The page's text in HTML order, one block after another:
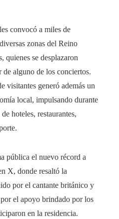
convocó a miles de
zonas del Reino
quienes se desplazaron
de alguno de los conciertos.
visitantes generó además un
local, impulsando durante
hoteles, restaurantes,
pública el nuevo récord a
X, donde resaltó la
por el cantante británico y
el apoyo brindado por los
en la residencia.